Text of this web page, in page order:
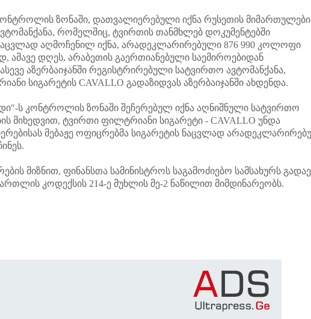
კონტროლის ზონაში, დათვალიერებული იქნა რუსეთის
რომელშიც, ტვირთის თანმხლებ დოკუმენტებში
აღმოჩენილ იქნა, არადეკლარირებული 876 990 კოლოფი
ამავე დღეს, არაბეთის გაერთიანებული საემიროებიდან
აზერბაიჯანში რეგისტრირებული სატვირთო ავტომანქანა,
სიგარეტის CAVALLO გადაზიდვას აზერბაიჯანში ახდენდა.
ს კონტროლის ზონაში შეჩერებულ იქნა აღნიშნული სატვირთო
მიხედვით, ტვირთი ფილტრიანი სიგარეტი - CAVALLO უნდა
მებაჟე ოფიცრებმა სიგარეტის ნაცვლად
მიზნით, ფინანსთა სამინისტროს საგამოძიებო სამსახურს
კოდექსის 214-ე მუხლის მე-2 ნაწილით მიმდინარეობს.